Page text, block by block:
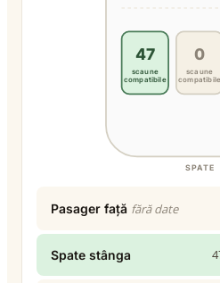
SPATE
47
scaune
compatibile
0
scaune
compatibile
Pasager față fără date
Spate stânga